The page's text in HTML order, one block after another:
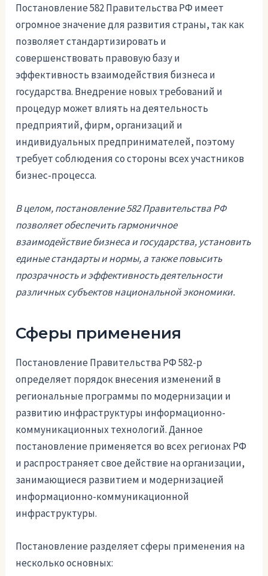
Постановление 582 Правительства РФ имеет
огромное значение для развития страны, так как
позволяет стандартизировать и
совершенствовать правовую базу и
эффективность взаимодействия бизнеса и
государства. Внедрение новых требований и
процедур может влиять на деятельность
предприятий, фирм, организаций и
индивидуальных предпринимателей, поэтому
требует соблюдения со стороны всех участников
бизнес-процесса.
В целом, постановление 582 Правительства РФ
позволяет обеспечить гармоничное
взаимодействие бизнеса и государства, установить
единые стандарты и нормы, а также повысить
прозрачность и эффективность деятельности
различных субъектов национальной экономики.
Сферы применения
Постановление Правительства РФ 582-р
определяет порядок внесения изменений в
региональные программы по модернизации и
развитию инфраструктуры информационно-
коммуникационных технологий. Данное
постановление применяется во всех регионах РФ
и распространяет свое действие на организации,
занимающиеся развитием и модернизацией
информационно-коммуникационной
инфраструктуры.
Постановление разделяет сферы применения на
несколько основных: